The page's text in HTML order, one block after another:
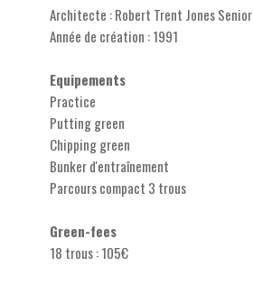
Architecte : Robert Trent Jones Senior
Année de création : 1991
Equipements
Practice
Putting green
Chipping green
Bunker d'entraînement
Parcours compact 3 trous
Green-fees
18 trous : 105€